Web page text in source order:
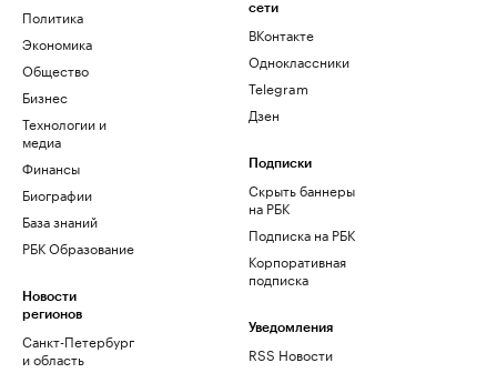
Политика
Экономика
Общество
Бизнес
Технологии и
медиа
Финансы
Биографии
База знаний
РБК Образование
Новости
регионов
Санкт-Петербург
и область
сети
ВКонтакте
Одноклассники
Telegram
Дзен
Подписки
Скрыть баннеры
на РБК
Подписка на РБК
Корпоративная
подписка
Уведомления
RSS Новости